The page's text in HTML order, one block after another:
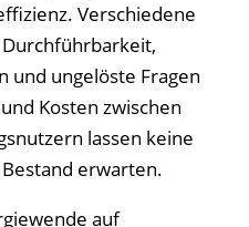
Verschiedene
und ungelöste Fragen
Kosten zwischen
lassen keine
erwarten.
auf